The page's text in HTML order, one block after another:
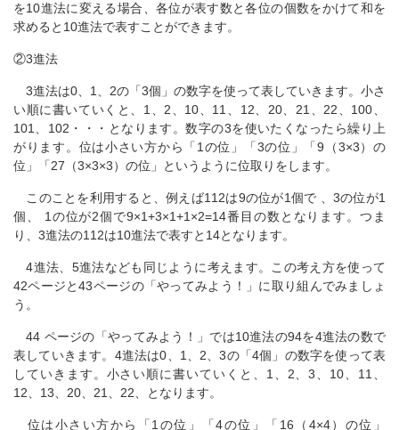
を10進法に変える場合、各位が表す数と各位の個数をかけて和を
求めると10進法で表すことができます。
②3進法
3進法は0、1、2の「3個」の数字を使って表していきます。小さ
い順に書いていくと、1、2、10、11、12、20、21、22、100、
101、102・・・となります。数字の3を使いたくなったら繰り上
がります。位は小さい方から「1の位」「3の位」「9（3×3）の
位」「27（3×3×3）の位」というように位取りをします。
このことを利用すると、例えば112は9の位が1個で 、3の位が1
個、 1の位が2個で9×1+3×1+1×2=14番目の数となります。つま
り、3進法の112は10進法で表すと14となります。
4進法、5進法なども同じように考えます。この考え方を使って
42ページと43ページの「やってみよう！」に取り組んでみましょ
う。
44 ページの「やってみよう！」では10進法の94を4進法の数で
表していきます。4進法は0、1、2、3の「4個」の数字を使って表
していきます。小さい順に書いていくと、1、2、3、10、11、
12、13、20、21、22、となります。
位は小さい方から「1の位」「4の位」「16（4×4）の位」